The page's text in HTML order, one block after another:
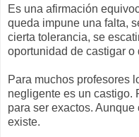
Es una afirmación
queda impune una falta,
cierta tolerancia, se
oportunidad de castigar o
Para muchos profesores
negligente es un castigo.
para ser exactos.
existe.